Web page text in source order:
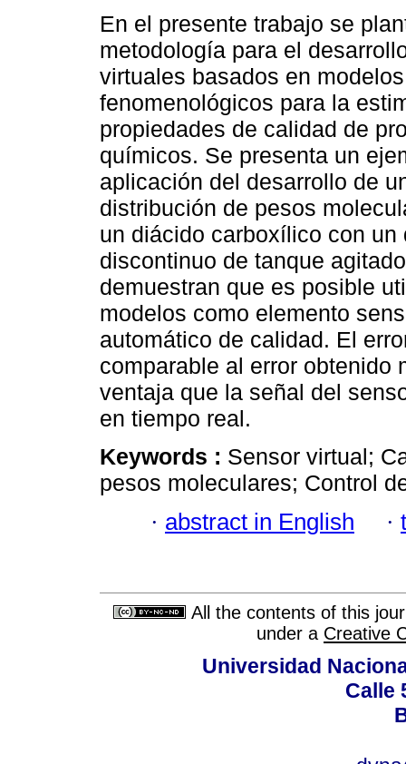
En el presente trabajo se
metodología para el
virtuales basados en modelos
fenomenológicos para la
propiedades de calidad de
químicos. Se presenta un
aplicación del desarrollo de
distribución de pesos
un diácido carboxílico con
discontinuo de tanque
demuestran que es posible
modelos como elemento
automático de calidad. El
comparable al error obtenido
ventaja que la señal del
en tiempo real.
Keywords : Sensor virtual;
pesos moleculares; Control
· abstract in English ·
All the contents of this
under a Creative
Universidad
Calle